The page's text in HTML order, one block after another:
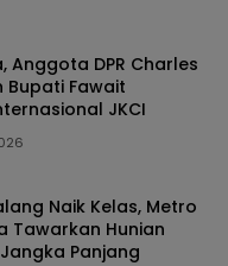
Anggota DPR Charles
Bupati Fawait
JKCI
Naik Kelas, Metro
Tawarkan Hunian
Panjang